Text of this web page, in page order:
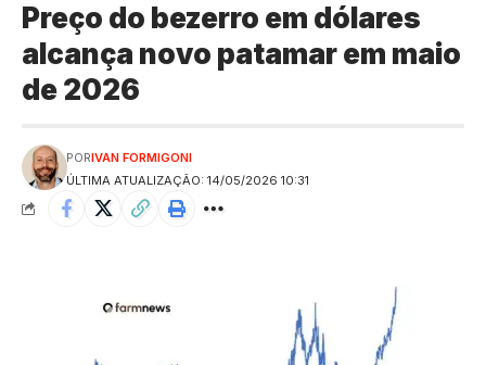
Preço do bezerro em dólares
alcança novo patamar em maio
de 2026
ÚLTIMA ATUALIZAÇÃO: 14/05/2026 10:31
PORIVAN FORMIGONI